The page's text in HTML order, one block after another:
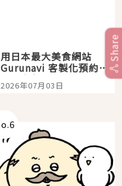
用日本最大美食網站
Gurunavi 客製化預約九
大都市餐廳，打造專屬
美食體驗！
2026年07月03日
6
Share